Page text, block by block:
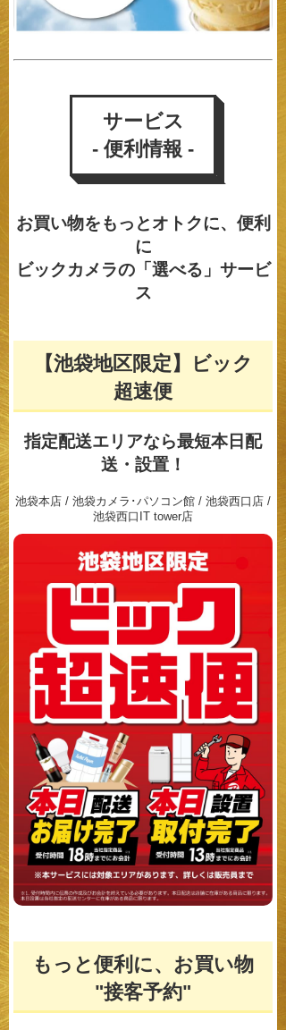
サービス
- 便利情報 -
お買い物をもっとオトクに、便利
に
ビックカメラの「選べる」サービ
ス
【池袋地区限定】ビック
超速便
指定配送エリアなら最短本日配
送・設置！
池袋本店 / 池袋カメラ･パソコン館 / 池袋西口店 /
池袋西口IT tower店
もっと便利に、お買い物
"接客予約"